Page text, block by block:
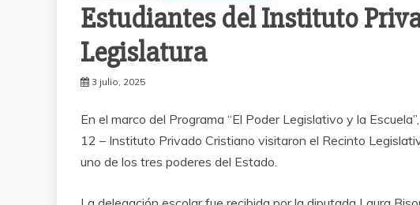
Estudiantes del Instituto
Legislatura
3 julio, 2025
En el marco del Programa “El Poder Legislativo y la
12 – Instituto Privado Cristiano visitaron el Recinto
uno de los tres poderes del Estado.